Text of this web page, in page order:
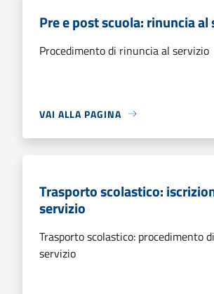
Pre e post scuola: rinuncia al
Procedimento di rinuncia al servizio
VAI ALLA PAGINA
Trasporto scolastico:
servizio
Trasporto scolastico: procedimento
servizio